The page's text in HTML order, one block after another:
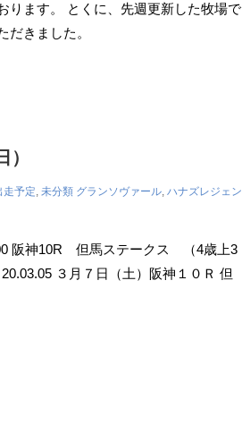
ります。 とくに、先週更新した牧場で
だきました。
走予定, 未分類 グランソヴァール, ハナズレジェン
神10R 但馬ステークス （4歳上3
３月７日（土）阪神１０Ｒ 但